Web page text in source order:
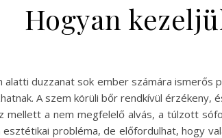
Hogyan
alatti duzzanat sok ember számára ismerős
A szem körüli bőr rendkívül
mellett a nem megfelelő alvás, a túlzott
esztétikai probléma, de előfordulhat, hogy